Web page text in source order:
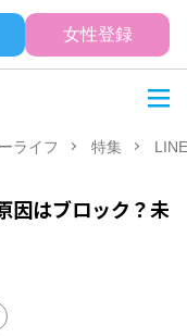
女性登録
ライフ 特集
因はブロック？未